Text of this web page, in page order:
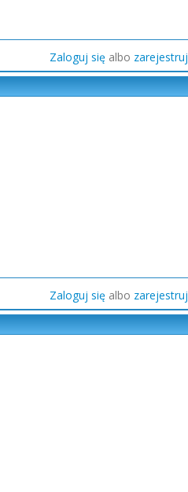
Zaloguj się albo zarejestruj
Zaloguj się albo zarejestruj